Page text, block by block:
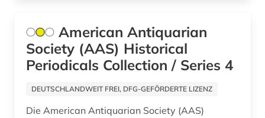
ethnische beziehungen (1)
europa (7)
American Antiquarian
Society (AAS) Historical
Periodicals Collection / Series 4
DEUTSCHLANDWEIT FREI, DFG-GEFÖRDERTE LIZENZ
Die American Antiquarian Society (AAS)